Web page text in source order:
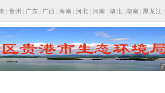
贵州 广东 广西 海南 河北 河南 湖北 湖南 黑龙江